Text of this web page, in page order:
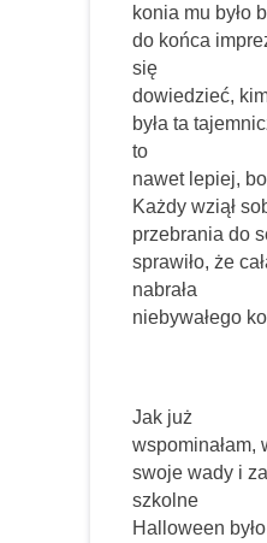
konia mu było
do końca
się
dowiedzieć,
była ta
to
nawet lepiej,
Każdy wziął
przebrania do
sprawiło, że
nabrała
niebywałego
Jak już
wspominałam,
swoje wady i
szkolne
Halloween